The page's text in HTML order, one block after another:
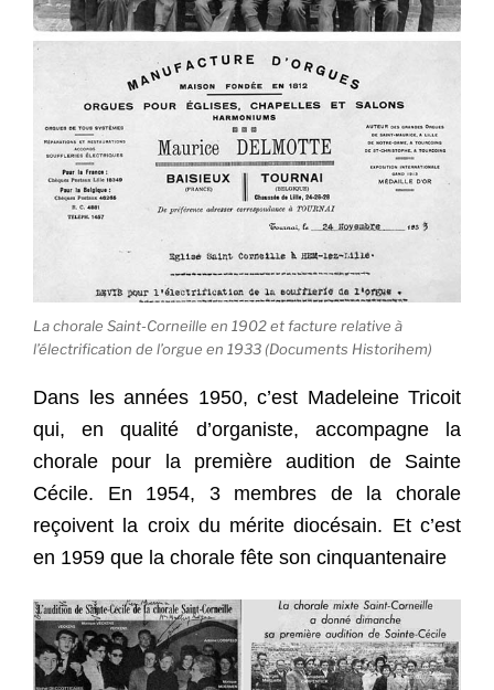
La chorale Saint-Corneille en 1902 et facture relative à
l’électrification de l’orgue en 1933 (Documents Historihem)
Dans les années 1950, c’est Madeleine Tricoit
qui, en qualité d’organiste, accompagne la
chorale pour la première audition de Sainte
Cécile. En 1954, 3 membres de la chorale
reçoivent la croix du mérite diocésain. Et c’est
en 1959 que la chorale fête son cinquantenaire